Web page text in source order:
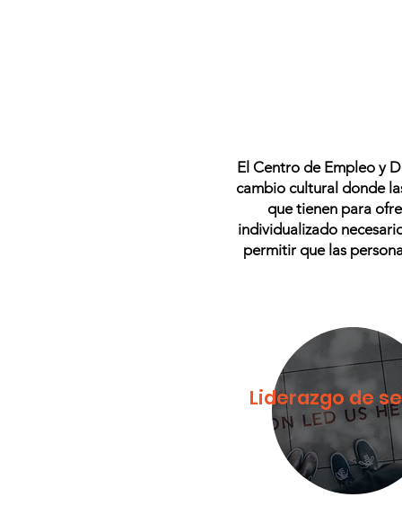
El Centro de Empleo y
cambio cultural donde
que tienen para
individualizado
permitir que las
Liderazgo de